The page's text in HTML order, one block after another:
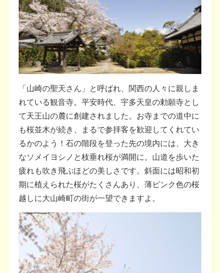
「山崎の聖天さん」と呼ばれ、関西の人々に親しま
れている観音寺。平安時代、宇多天皇の勅願寺とし
て天王山の麓に創建されました。お寺までの道中に
も桜並木が続き、まるで参拝客を歓迎してくれてい
るかのよう！石の階段を登った先の境内には、大き
なソメイヨシノと枝垂れ桜が満開に。山道を歩いた
疲れも吹き飛ぶほどの美しさです。斜面には昭和初
期に植えられた桜がたくさんあり、薄ピンク色の桜
越しに大山崎町の街が一望できますよ。